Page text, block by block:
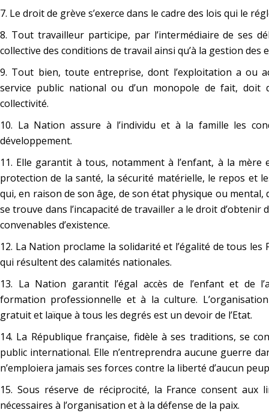
7. Le droit de grève s’exerce dans le cadre des lois qui le
8. Tout travailleur participe, par l’intermédiaire de ses
collective des conditions de travail ainsi qu’à la gestion des
9. Tout bien, toute entreprise, dont l’exploitation a ou
service public national ou d’un monopole de fait,
collectivité.
10. La Nation assure à l’individu et à la famille les
développement.
11. Elle garantit à tous, notamment à l’enfant, à la mère
protection de la santé, la sécurité matérielle, le repos et
qui, en raison de son âge, de son état physique ou mental,
se trouve dans l’incapacité de travailler a le droit d’obtenir
convenables d’existence.
12. La Nation proclame la solidarité et l’égalité de tous les
qui résultent des calamités nationales.
13. La Nation garantit l’égal accès de l’enfant et de
formation professionnelle et à la culture.
gratuit et laïque à tous les degrés est un devoir de l’Etat.
14. La République française, fidèle à ses traditions, se
public international. Elle n’entreprendra aucune guerre
n’emploiera jamais ses forces contre la liberté d’aucun
15. Sous réserve de réciprocité, la France consent aux
nécessaires à l’organisation et à la défense de la paix.